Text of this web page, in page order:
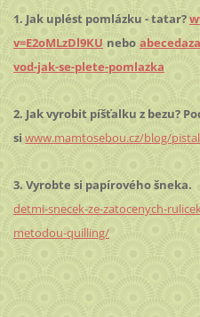
1. Jak uplést pomlázku - tatar?
v=E2oMLzDl9KU nebo
vod-jak-se-plete-pomlazka
2. Jak vyrobit píšťalku z bezu?
si www.mamtosebou.cz/blog/
3. Vyrobte si papírového šneka.
detmi-snecek-ze-zatocenych-
metodou-quilling/